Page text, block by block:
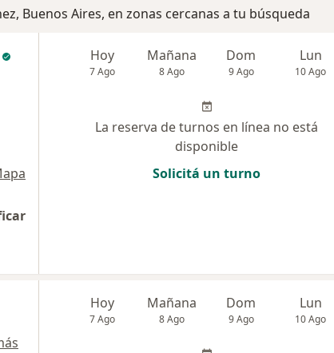
Buenos Aires, en zonas cercanas a tu búsqueda
Hoy
7 Ago
Mañana
8 Ago
Dom
9 Ago
Lun
10 Ago
La reserva de turnos en línea no está
disponible
Solicitá un turno
Hoy
7 Ago
Mañana
8 Ago
Dom
9 Ago
Lun
10 Ago